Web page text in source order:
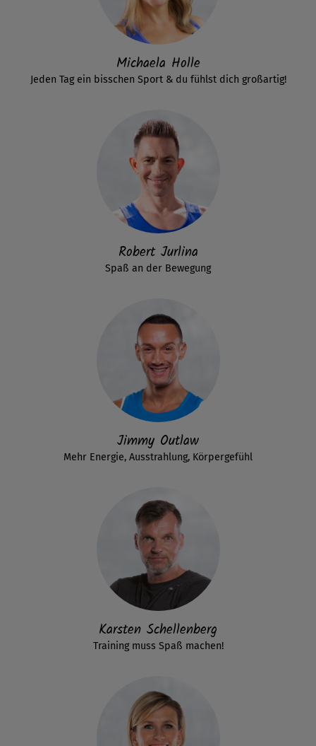
Michaela Holle
Jeden Tag ein bisschen Sport & du fühlst dich großartig!
Robert Jurlina
Spaß an der Bewegung
Jimmy Outlaw
Mehr Energie, Ausstrahlung, Körpergefühl
Karsten Schellenberg
Training muss Spaß machen!